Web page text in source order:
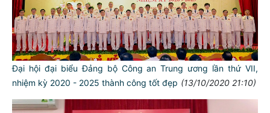
Đại hội đại biểu Đảng bộ Công an Trung ương lần thứ VII,
nhiệm kỳ 2020 - 2025 thành công tốt đẹp (13/10/2020 21:10)